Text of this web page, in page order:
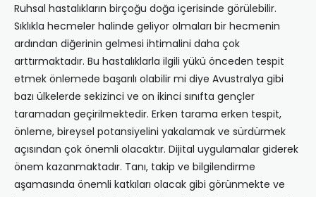
Ruhsal hastalıkların birçoğu doğa içerisinde görülebilir.
Sıklıkla hecmeler halinde geliyor olmaları bir hecmenin
ardından diğerinin gelmesi ihtimalini daha çok
arttırmaktadır. Bu hastalıklarla ilgili yükü önceden tespit
etmek önlemede başarılı olabilir mi diye Avustralya gibi
bazı ülkelerde sekizinci ve on ikinci sınıfta gençler
taramadan geçirilmektedir. Erken tarama erken tespit,
önleme, bireysel potansiyelini yakalamak ve sürdürmek
açısından çok önemli olacaktır. Dijital uygulamalar giderek
önem kazanmaktadır. Tanı, takip ve bilgilendirme
aşamasında önemli katkıları olacak gibi görünmekte ve